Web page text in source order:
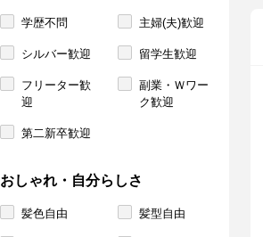
学歴不問 主婦(夫)歓迎
シルバー歓迎 留学生歓迎
フリーター歓
迎
副業・Ｗワー
ク歓迎
第二新卒歓迎
おしゃれ・自分らしさ
髪色自由 髪型自由